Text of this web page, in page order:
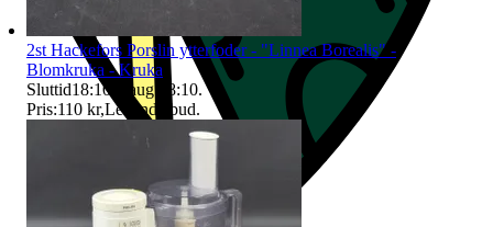
2st Hackefors Porslin ytterfoder - "Linnea Borealis" -
Blomkruka - Kruka
Sluttid18:10 9 aug 18:10.
Pris:110 kr,Ledande bud.